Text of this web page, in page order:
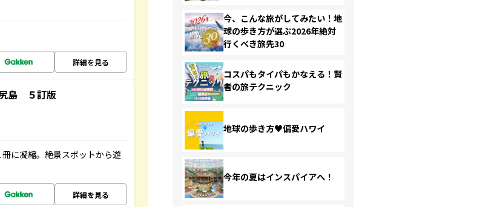
詳細を見る
島 ５訂版
に凝縮。絶景スポットから遊
詳細を見る
今、こんな旅がしてみたい！地
球の歩き方が選ぶ2026年絶対
行くべき旅先30
コスパもタイパもかなえる！賢
者の旅テクニック
地球の歩き方♥偏愛ハワイ
今年の夏はインスパイアへ！